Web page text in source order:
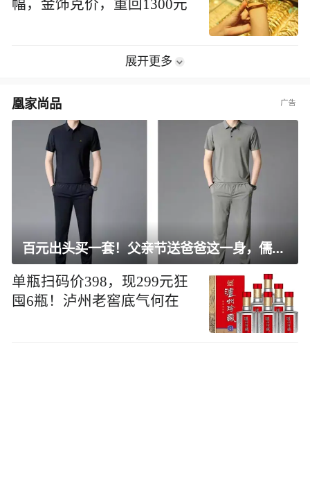
幅，金饰克价，重回1300元
展开更多
凰家尚品
百元出头买一套！父亲节送爸爸这一身，儒雅有型还凉爽
单瓶扫码价398，现299元狂
囤6瓶！泸州老窖底气何在